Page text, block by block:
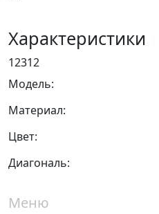
Характеристики
12312
Модель:
Материал:
Цвет:
Диагональ:
Меню